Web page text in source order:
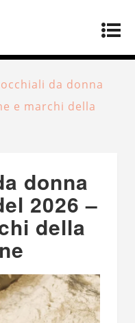
da donna
e marchi della
donna
2026 –
della